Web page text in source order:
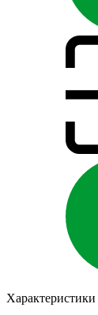
Характеристики